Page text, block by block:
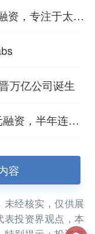
资，专注于太空
万亿公司诞生
资，半年连获
容
未经核实，仅供展
投资界观点，本